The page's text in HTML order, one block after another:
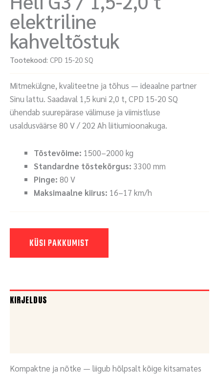
elektriline
kahveltõstuk
Tootekood: CPD 15-20 SQ
Mitmekülgne, kvaliteetne ja tõhus — ideaalne partner
Sinu lattu. Saadaval 1,5 kuni 2,0 t, CPD 15-20 SQ
ühendab suurepärase välimuse ja viimistluse
usaldusväärse 80 V / 202 Ah liitiumioonakuga.
Tõstevõime: 1500–2000 kg
Standardne tõstekõrgus: 3300 mm
Pinge: 80 V
Maksimaalne kiirus: 16–17 km/h
KÜSI PAKKUMIST
KIRJELDUS
Kompaktne ja nõtke — liigub hõlpsalt kõige kitsamates